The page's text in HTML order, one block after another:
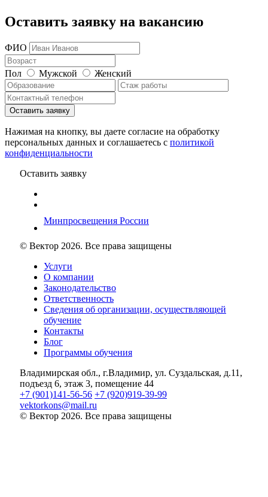
Оставить заявку на вакансию
ФИО
Пол Мужской Женский
Нажимая на кнопку, вы даете согласие на обработку
персональных данных и соглашаетесь c политикой
конфиденциальности
Оставить заявку
Минпросвещения России
© Вектор 2026. Все права защищены
Услуги
О компании
Законодательство
Ответственность
Сведения об организации, осуществляющей
обучение
Контакты
Блог
Программы обучения
Владимирская обл., г.Владимир, ул. Суздальская, д.11,
подъезд 6, этаж 3, помещение 44
+7 (901)141-56-56 +7 (920)919-39-99
vektorkons@mail.ru
© Вектор 2026. Все права защищены